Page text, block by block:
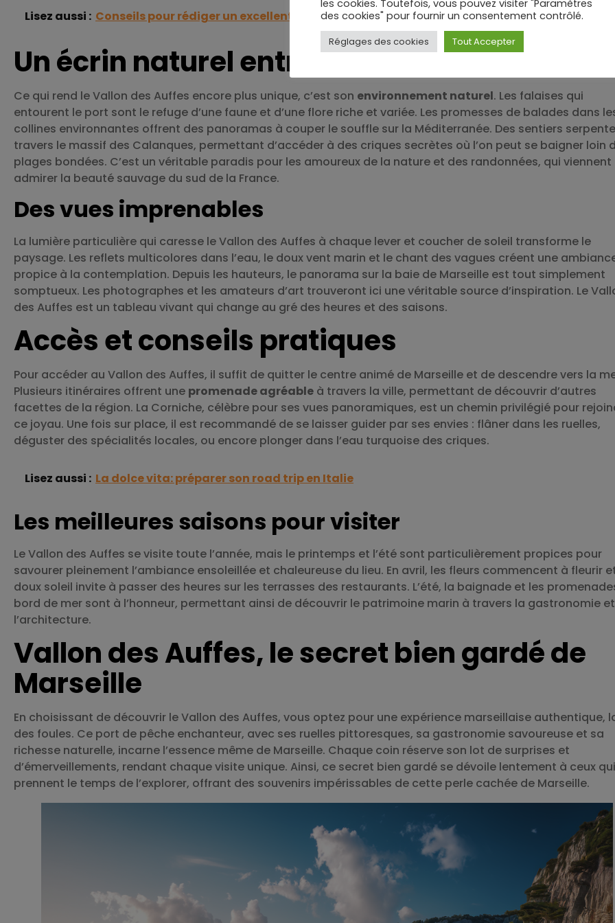
Lisez aussi : Conseils pour rédiger un excellent carnet de voyage
Un écrin naturel entre terre et mer
Ce qui rend le Vallon des Auffes encore plus unique, c’est son environnement naturel. Les falaises qui
entourent le port sont le refuge d’une faune et d’une flore riche et variée. Les promesses de balades dans
collines environnantes offrent des panoramas à couper le souffle sur la Méditerranée. Des sentiers
travers le massif des Calanques, permettant d’accéder à des criques secrètes où l’on peut se baigner loin
plages bondées. C’est un véritable paradis pour les amoureux de la nature et des randonnées, qui viennent
admirer la beauté sauvage du sud de la France.
Des vues imprenables
La lumière particulière qui caresse le Vallon des Auffes à chaque lever et coucher de soleil transforme le
paysage. Les reflets multicolores dans l’eau, le doux vent marin et le chant des vagues créent une
propice à la contemplation. Depuis les hauteurs, le panorama sur la baie de Marseille est tout simplement
somptueux. Les photographes et les amateurs d’art trouveront ici une véritable source d’inspiration. Le
des Auffes est un tableau vivant qui change au gré des heures et des saisons.
Accès et conseils pratiques
Pour accéder au Vallon des Auffes, il suffit de quitter le centre animé de Marseille et de descendre vers la
Plusieurs itinéraires offrent une promenade agréable à travers la ville, permettant de découvrir d’autres
facettes de la région. La Corniche, célèbre pour ses vues panoramiques, est un chemin privilégié pour
ce joyau. Une fois sur place, il est recommandé de se laisser guider par ses envies : flâner dans les ruelles,
déguster des spécialités locales, ou encore plonger dans l’eau turquoise des criques.
Lisez aussi : La dolce vita: préparer son road trip en Italie
Les meilleures saisons pour visiter
Le Vallon des Auffes se visite toute l’année, mais le printemps et l’été sont particulièrement propices pour
savourer pleinement l’ambiance ensoleillée et chaleureuse du lieu. En avril, les fleurs commencent à fleurir
doux soleil invite à passer des heures sur les terrasses des restaurants. L’été, la baignade et les
bord de mer sont à l’honneur, permettant ainsi de découvrir le patrimoine marin à travers la gastronomie et
l’architecture.
Vallon des Auffes, le secret bien gardé de
Marseille
En choisissant de découvrir le Vallon des Auffes, vous optez pour une expérience marseillaise authentique,
des foules. Ce port de pêche enchanteur, avec ses ruelles pittoresques, sa gastronomie savoureuse et sa
richesse naturelle, incarne l’essence même de Marseille. Chaque coin réserve son lot de surprises et
d’émerveillements, rendant chaque visite unique. Ainsi, ce secret bien gardé se dévoile lentement à ceux qui
prennent le temps de l’explorer, offrant des souvenirs impérissables de cette perle cachée de Marseille.
les cookies. Toutefois, vous pouvez visiter "Paramètres
des cookies" pour fournir un consentement contrôlé.
Réglages des cookies Tout Accepter